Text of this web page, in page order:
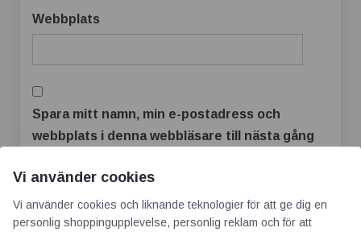
Webbplats
Spara mitt namn, min e-postadress och
webbplats i denna webbläsare till nästa gång
Vi använder cookies
Vi använder cookies och liknande teknologier för att ge dig en
personlig shoppingupplevelse, personlig reklam och för att